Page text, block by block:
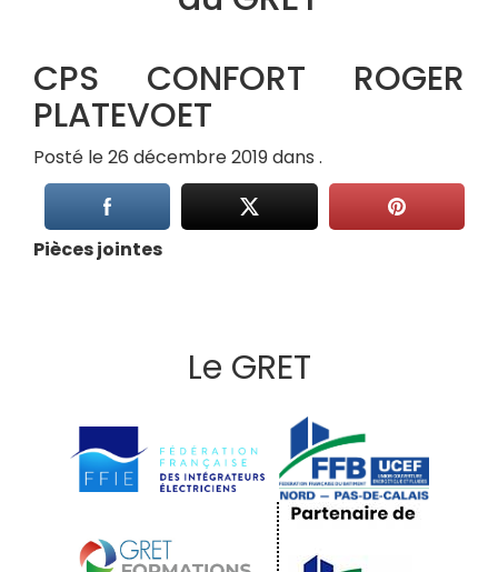
CPS CONFORT ROGER
PLATEVOET
Posté le 26 décembre 2019 dans .
Pièces jointes
Le GRET